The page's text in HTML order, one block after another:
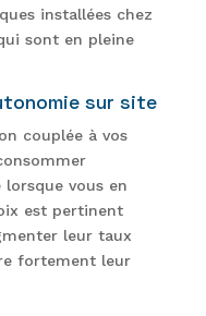
installées chez
sont en pleine
sur site
couplée à vos
vous en
est pertinent
leur taux
fortement leur